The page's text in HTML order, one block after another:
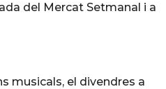
del Mercat Setmanal i a
musicals, el divendres a